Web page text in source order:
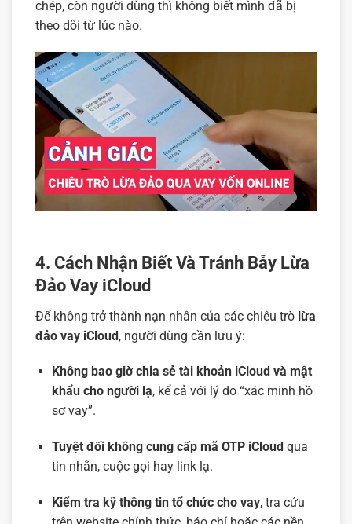
chép, còn người dùng thì không biết mình đã bị
theo dõi từ lúc nào.
4. Cách Nhận Biết Và Tránh Bẫy Lừa
Đảo Vay iCloud
Để không trở thành nạn nhân của các chiêu trò lừa
đảo vay iCloud, người dùng cần lưu ý:
Không bao giờ chia sẻ tài khoản iCloud và mật
khẩu cho người lạ, kể cả với lý do “xác minh hồ
sơ vay”.
Tuyệt đối không cung cấp mã OTP iCloudqua
tin nhắn, cuộc gọi hay link lạ.
Kiểm tra kỹ thông tin tổ chức cho vay, tra cứu